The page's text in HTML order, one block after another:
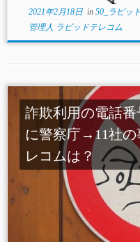
2021年2月18日in 50_ラピッ
管理人 ラピッドテレコム
詐欺利用の電話番
に警察庁→11社の
レコムは？